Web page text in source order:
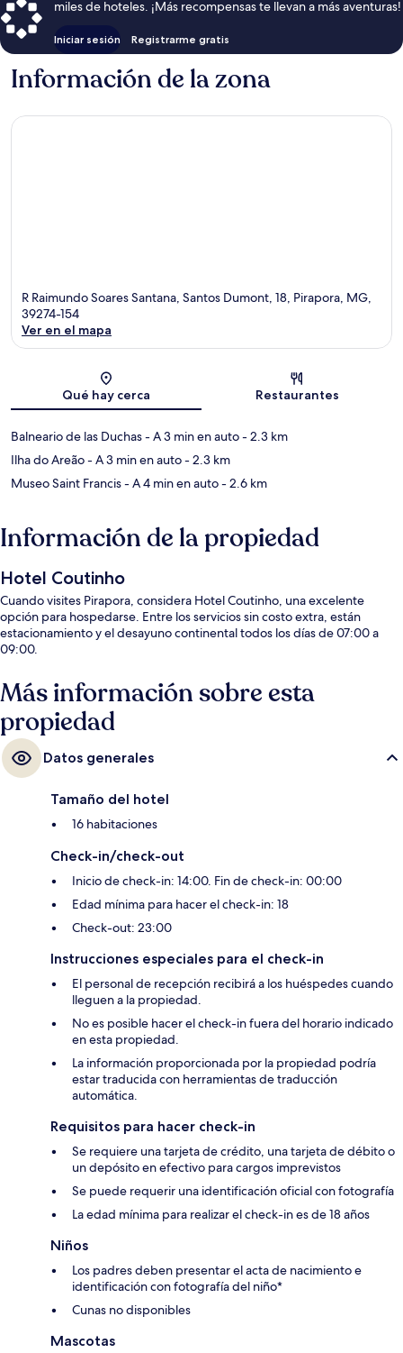
miles de hoteles. ¡Más recompensas te llevan a más aventuras!
Iniciar sesión Registrarme gratis
Información de la zona
R Raimundo Soares Santana, Santos Dumont, 18, Pirapora, MG,
39274-154
Ver en el mapa
Qué hay cerca Restaurantes
Balneario de las Duchas- A 3 min en auto- 2.3 km
Ilha do Areão- A 3 min en auto- 2.3 km
Museo Saint Francis- A 4 min en auto- 2.6 km
Información de la propiedad
Hotel Coutinho
Cuando visites Pirapora, considera Hotel Coutinho, una excelente
opción para hospedarse. Entre los servicios sin costo extra, están
estacionamiento y el desayuno continental todos los días de 07:00 a
09:00.
Más información sobre esta
propiedad
Datos generales
Tamaño del hotel
16 habitaciones
Check-in/check-out
Inicio de check-in: 14:00. Fin de check-in: 00:00
Edad mínima para hacer el check-in: 18
Check-out: 23:00
Instrucciones especiales para el check-in
El personal de recepción recibirá a los huéspedes cuando
lleguen a la propiedad.
No es posible hacer el check-in fuera del horario indicado
en esta propiedad.
La información proporcionada por la propiedad podría
estar traducida con herramientas de traducción
automática.
Requisitos para hacer check-in
Se requiere una tarjeta de crédito, una tarjeta de débito o
un depósito en efectivo para cargos imprevistos
Se puede requerir una identificación oficial con fotografía
La edad mínima para realizar el check-in es de 18 años
Niños
Los padres deben presentar el acta de nacimiento e
identificación con fotografía del niño*
Cunas no disponibles
Mascotas